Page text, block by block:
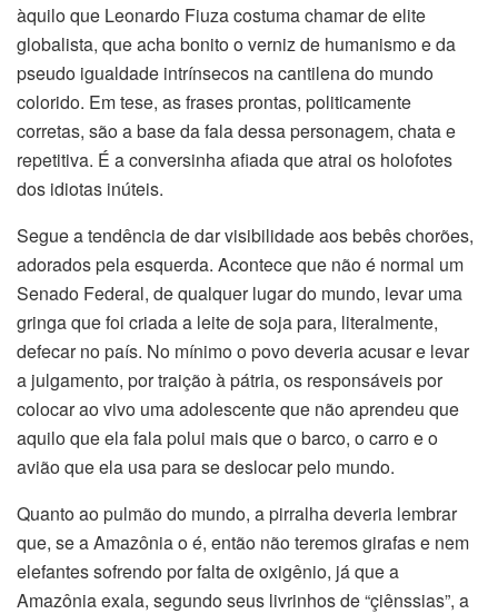
àquilo que Leonardo Fiuza costuma chamar de elite
globalista, que acha bonito o verniz de humanismo e da
pseudo igualdade intrínsecos na cantilena do mundo
colorido. Em tese, as frases prontas, politicamente
corretas, são a base da fala dessa personagem, chata e
repetitiva. É a conversinha afiada que atrai os holofotes
dos idiotas inúteis.
Segue a tendência de dar visibilidade aos bebês chorões,
adorados pela esquerda. Acontece que não é normal um
Senado Federal, de qualquer lugar do mundo, levar uma
gringa que foi criada a leite de soja para, literalmente,
defecar no país. No mínimo o povo deveria acusar e levar
a julgamento, por traição à pátria, os responsáveis por
colocar ao vivo uma adolescente que não aprendeu que
aquilo que ela fala polui mais que o barco, o carro e o
avião que ela usa para se deslocar pelo mundo.
Quanto ao pulmão do mundo, a pirralha deveria lembrar
que, se a Amazônia o é, então não teremos girafas e nem
elefantes sofrendo por falta de oxigênio, já que a
Amazônia exala, segundo seus livrinhos de “çiênssias”, a